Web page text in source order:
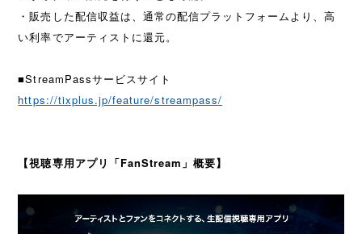
・販売した配信収益は、通常の配信プラットフォームより、高
い利率でアーティストに還元。
■StreamPassサービスサイト
https://tixplus.jp/feature/streampass/
【視聴専用アプリ「FanStream」概要】